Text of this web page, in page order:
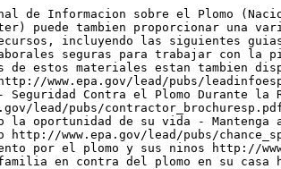
de Informacion sobre el Plomo
puede tambien proporcionar una
incluyendo las siguientes
seguras para trabajar con la
de estos materiales estan tambien
www.epa.gov/lead/pubs/
Contra el Plomo Durante la
lead/pubs/
la oportunidad de su vida - Mantenga
www.epa.gov/lead/pubs/
por el plomo y sus ninos http://
en contra del plomo en su casa